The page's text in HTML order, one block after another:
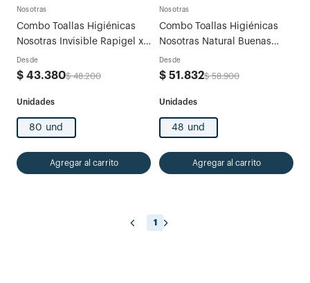
Nosotras
Combo Toallas Higiénicas
Nosotras Invisible Rapigel x
80 und
Desde
$ 43.380$ 48.200
80 und
Agregar al carrito
Nosotras
Combo Toallas Higiénicas
Nosotras Natural Buenas
Noches x 48 und + 30
Protectores Diarios Largos
Desde
$ 51 .832$ 58.900
48 und
Agregar al carrito
1